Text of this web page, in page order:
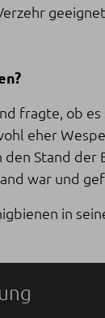
fragte, ob
eher
Stand
war und
in